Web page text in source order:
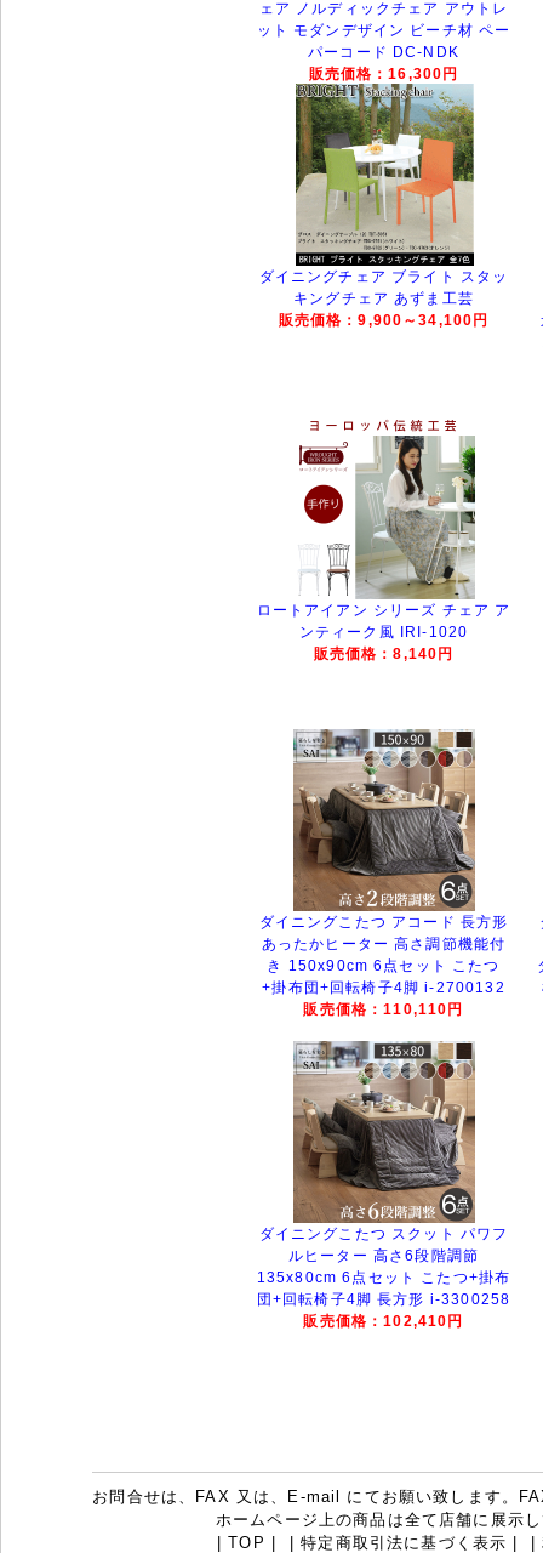
ェア ノルディックチェア アウトレ
ット モダンデザイン ビーチ材 ペー
パーコード DC-NDK
販売価格：16,300円
ダイニングチェア ブライト スタッ
キングチェア あずま工芸
販売価格：9,900～34,100円
ロートアイアン シリーズ チェア ア
ンティーク風 IRI-1020
販売価格：8,140円
ダイニングこたつ アコード 長方形
あったかヒーター 高さ調節機能付
き 150x90cm 6点セット こたつ
+掛布団+回転椅子4脚 i-2700132
販売価格：110,110円
ダイニングこたつ スクット パワフ
ルヒーター 高さ6段階調節
135x80cm 6点セット こたつ+掛布
団+回転椅子4脚 長方形 i-3300258
販売価格：102,410円
お問合せは、FAX 又は、E-mail にてお願い致します。
ホームページ上の商品は全て店舗に展示
|TOP |特定商取引法に基づく表示 |